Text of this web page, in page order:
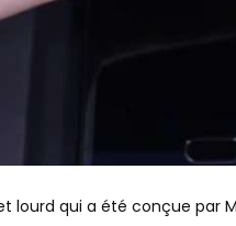
lourd qui a été conçue par